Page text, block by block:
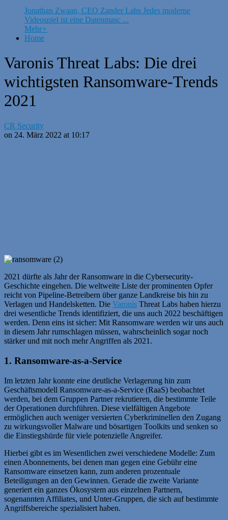
Jonathan Zwaan, CEO Zander Labs Jedes moderne
Videospiel ist eine Datenmasc ...
Mehr+
Home
Varonis Threat Labs: Die drei
wichtigsten Ransomware-Trends
2021
CR Security
on 24. März 2022 at 10:17
2021 dürfte als Jahr der Ransomware in die Cybersecurity-
Geschichte eingehen. Die weltweite Liste der prominenten Opfer
reicht von Pipeline-Betreibern über ganze Landkreise bis hin zu
Verlagen und Handelsketten. Die Varonis Threat Labs haben hierzu
drei wesentliche Trends identifiziert, die uns auch 2022 beschäftigen
werden. Denn eins ist sicher: Mit Ransomware werden wir uns auch
in diesem Jahr rumschlagen müssen, wahrscheinlich sogar noch
stärker und mit noch mehr Angriffen als 2021.
1. Ransomware-as-a-Service
Im letzten Jahr konnte eine deutliche Verlagerung hin zum
Geschäftsmodell Ransomware-as-a-Service (RaaS) beobachtet
werden, bei dem Gruppen Partner rekrutieren, die bestimmte Teile
der Operationen durchführen. Diese vielfältigen Angebote
ermöglichen auch weniger versierten Cyberkriminellen den Zugang
zu wirkungsvoller Malware und bösartigen Toolkits und senken so
die Einstiegshürde für viele potenzielle Angreifer.
Hierbei gibt es im Wesentlichen zwei verschiedene Modelle: Zum
einen Abonnements, bei denen man gegen eine Gebühr eine
Ransomware einsetzen kann, zum anderen prozentuale
Beteiligungen an den Gewinnen. Gerade die zweite Variante
generiert ein ganzes Ökosystem aus einzelnen Partnern,
sogenannten Affiliates, und Unter-Gruppen, die sich auf bestimmte
Angriffsbereiche spezialisiert haben.